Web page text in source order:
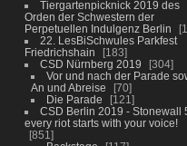
Tiergartenpicknick 2019 des
Orden der Schwestern der
Perpetuellen Indulgenz Berlin
22. LesBiSchwules Parkfest
Friedrichshain
183
CSD Nürnberg 2019
304
Vor und nach der Parade
An und Abreise
70
Die Parade
121
CSD Berlin 2019 - Stonewall
every riot starts with your voice!
851